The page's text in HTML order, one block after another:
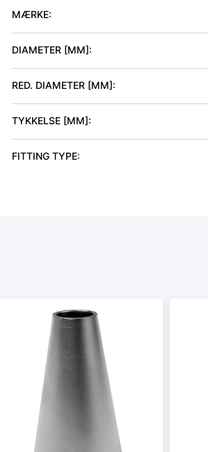
MÆRKE:
DIAMETER [MM]:
RED. DIAMETER [MM]:
TYKKELSE [MM]:
FITTING TYPE: